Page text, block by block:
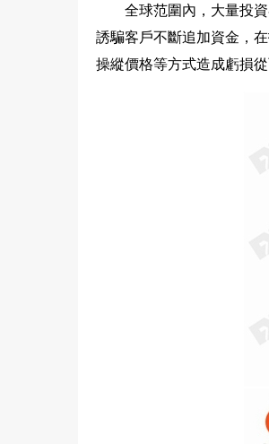
全球范圍內，大量投
誘騙客戶不斷追加資金，
操縱價格等方式造成虧損